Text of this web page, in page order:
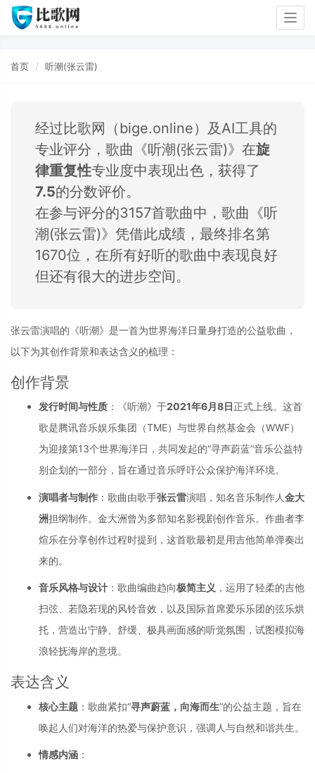
首页 听潮(张云雷)
经过比歌网（bige.online）及AI工具的
专业评分，歌曲《听潮(张云雷)》在旋
律重复性专业度中表现出色，获得了
7.5的分数评价。
在参与评分的3157首歌曲中，歌曲《听
潮(张云雷)》凭借此成绩，最终排名第
1670位，在所有好听的歌曲中表现良好
但还有很大的进步空间。
张云雷演唱的《听潮》是一首为世界海洋日量身打造的公益歌曲，
以下为其创作背景和表达含义的梳理：
创作背景
发行时间与性质 ：《听潮》于2021年6月8日正式上线。这首
歌是腾讯音乐娱乐集团（TME）与世界自然基金会（WWF）
为迎接第13个世界海洋日，共同发起的“寻声蔚蓝”音乐公益特
别企划的一部分，旨在通过音乐呼吁公众保护海洋环境。
演唱者与制作 ：歌曲由歌手张云雷演唱，知名音乐制作人金大
洲担纲制作。金大洲曾为多部知名影视剧创作音乐。作曲者李
煊乐在分享创作过程时提到，这首歌最初是用吉他简单弹奏出
来的。
音乐风格与设计 ：歌曲编曲趋向极简主义 ，运用了轻柔的吉他
扫弦、若隐若现的风铃音效，以及国际首席爱乐乐团的弦乐烘
托，营造出宁静、舒缓、极具画面感的听觉氛围，试图模拟海
浪轻抚海岸的意境。
表达含义
核心主题 ：歌曲紧扣“寻声蔚蓝，向海而生”的公益主题，旨在
唤起人们对海洋的热爱与保护意识，强调人与自然和谐共生。
情感内涵 ：